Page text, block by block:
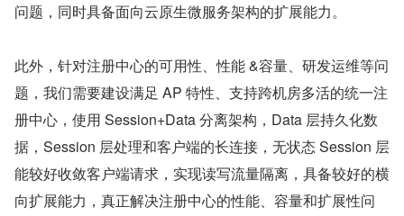
问题，同时具备面向云原生微服务架构的扩展能力。
此外，针对注册中心的可用性、性能 &容量、研发运维等问
题，我们需要建设满足 AP 特性、支持跨机房多活的统一注
册中心，使用 Session+Data 分离架构，Data 层持久化数
据，Session 层处理和客户端的长连接，无状态 Session 层
能较好收敛客户端请求，实现读写流量隔离，具备较好的横
向扩展能力，真正解决注册中心的性能、容量和扩展性问